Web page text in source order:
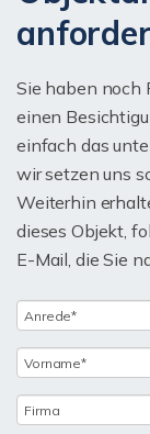
Sie haben noch
einen
einfach das
wir setzen uns
Weiterhin
dieses Objekt,
E-Mail, die Sie